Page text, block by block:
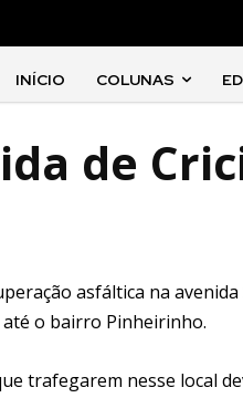
INÍCIO COLUNAS
de
asfáltica na
até o bairro Pinheirinho.
trafegarem nesse local